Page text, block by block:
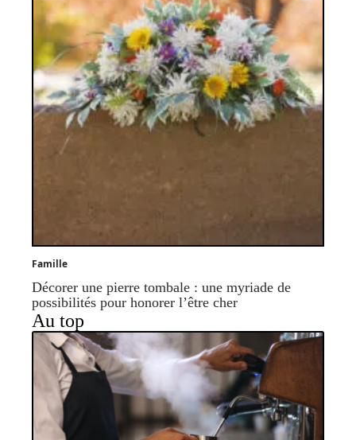
Famille
Décorer une pierre tombale : une myriade de
possibilités pour honorer l’être cher
Au top